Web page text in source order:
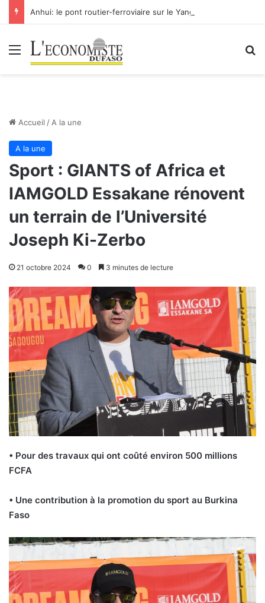
Menu
Accueil / A la une
A la une
Sport : GIANTS of Africa et
IAMGOLD Essakane rénovent
un terrain de l’Université
Joseph Ki-Zerbo
21 octobre 2024 0 3 minutes de lecture
• Pour des travaux qui ont coûté environ 500 millions
FCFA
• Une contribution à la promotion du sport au Burkina
Faso